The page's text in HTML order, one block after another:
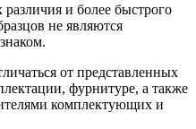
и более быстрого
не являются
от представленных
фурнитуре, а также
комплектующих и